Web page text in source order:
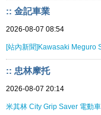
:: 金記車業
2026-08-07 08:54
[站內新聞]Kawasaki Meguro
:: 忠林摩托
2026-08-07 20:14
米其林 City Grip Saver 電動